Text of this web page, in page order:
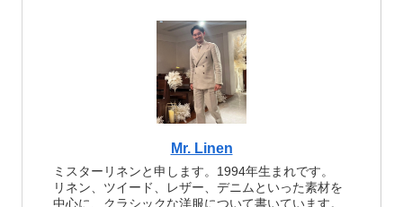
Mr. Linen
ミスターリネンと申します。1994年生まれです。
リネン、ツイード、レザー、デニムといった素材を
中心に、クラシックな洋服について書いています。